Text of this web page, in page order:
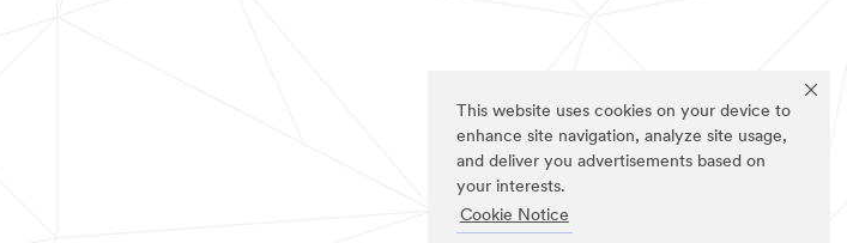
This website uses cookies on your device to
enhance site navigation, analyze site usage,
and deliver you advertisements based on
your interests.
Cookie Notice